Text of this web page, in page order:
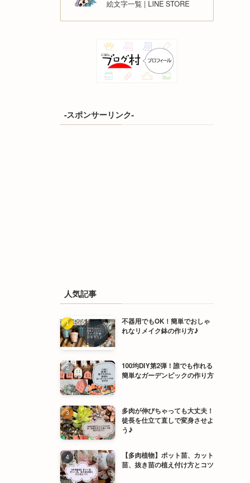
絵文字一覧 | LINE STORE
-スポンサーリンク-
人気記事
不器用でもOK！簡単でおしゃ
れなリメイク鉢の作り方♪
100均DIY第2弾！誰でも作れる
簡単なガーデンピックの作り方
多肉が伸びちゃっても大丈夫！
徒長を仕立て直しで変身させよ
う♪
【多肉植物】ポット苗、カット
苗、抜き苗の植え付け方とコツ